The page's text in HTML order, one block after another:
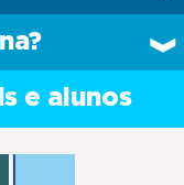
e alunos